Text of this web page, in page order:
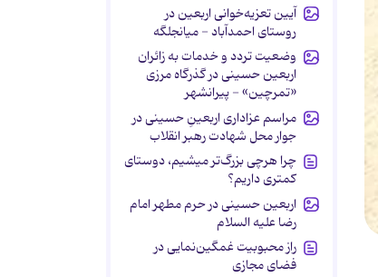
آیین تعزیه‌خوانی اربعین در
روستای احمدآباد - میانجلگه
وضعیت تردد و خدمات به زائران
اربعین حسینی در گذرگاه مرزی
«تمرچین» - پیرانشهر
مراسم عزاداری اربعینِ حسینی در
جوار محل شهادت رهبر انقلاب
چرا هرچی بزرگ‌تر میشیم، دوستای
کمتری داریم؟
اربعین حسینی در حرم مطهر امام
رضا علیه السلام
راز محبوبیت غمگین‌نمایی در
فضای مجازی